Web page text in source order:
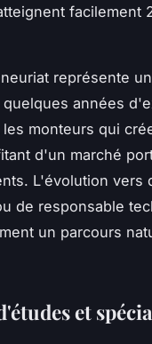
facilement
représente
années
monteurs qui
d'un marché
L'évolution vers
de responsable
un parcours
et